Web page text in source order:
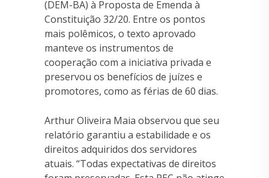
(DEM-BA) à Proposta de Emenda à
Constituição 32/20. Entre os pontos
mais polêmicos, o texto aprovado
manteve os instrumentos de
cooperação com a iniciativa privada e
preservou os benefícios de juízes e
promotores, como as férias de 60 dias.
Arthur Oliveira Maia observou que seu
relatório garantiu a estabilidade e os
direitos adquiridos dos servidores
atuais. “Todas expectativas de direitos